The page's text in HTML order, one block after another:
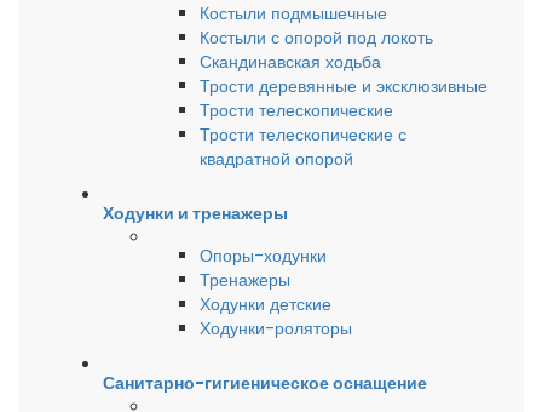
Костыли подмышечные
Костыли с опорой под локоть
Скандинавская ходьба
Трости деревянные и эксклюзивные
Трости телескопические
Трости телескопические с
квадратной опорой
Ходунки и тренажеры
Опоры-ходунки
Тренажеры
Ходунки детские
Ходунки-роляторы
Санитарно-гигиеническое оснащение